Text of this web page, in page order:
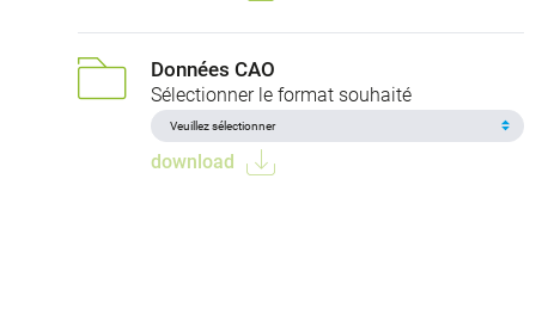
Données CAO
Sélectionner le format souhaité
download